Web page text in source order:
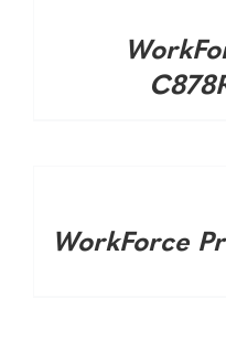
WorkForce